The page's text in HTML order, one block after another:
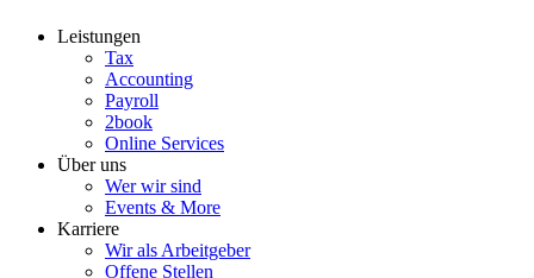
Leistungen
Tax
Accounting
Payroll
2book
Online Services
Über uns
Wer wir sind
Events & More
Karriere
Wir als Arbeitgeber
Offene Stellen